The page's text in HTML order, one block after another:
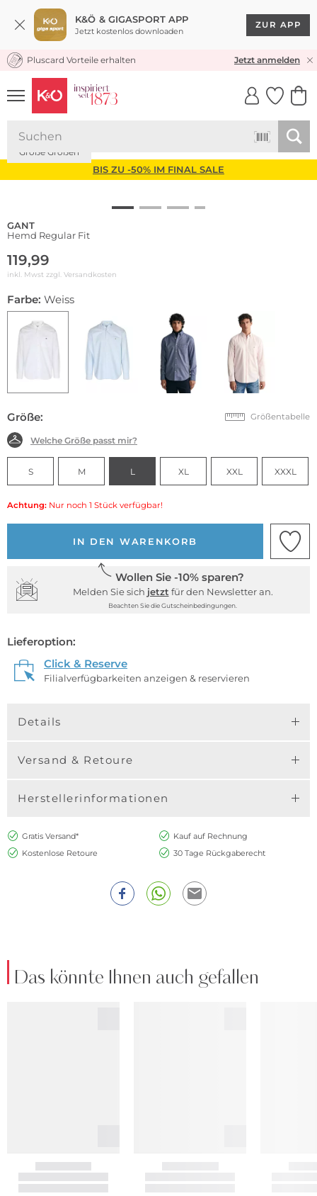
K&Ö & GIGASPORT APP
Jetzt kostenlos downloaden
ZUR APP
KOSTENLOSER VERSAND* & RÜCKVERSAND
Pluscard Vorteile erhalten Jetzt anmelden
UNSERE APP
CLICK &
BIS ZU -50% IM FINAL SALE
Große Größen
GANT
Hemd Regular Fit
119,99
inkl. Mwst zzgl. Versandkosten
Farbe: Weiss
Größe: Größentabelle
Welche Größe passt mir?
S M L XL XXL XXXL
Achtung: Nur noch 1 Stück verfügbar!
IN DEN WARENKORB
Wollen Sie -10% sparen?
Melden Sie sich jetzt für den Newsletter an.
Beachten Sie die Gutscheinbedingungen.
Lieferoption:
Click & Reserve
Filialverfügbarkeiten anzeigen & reservieren
Details
Versand & Retoure
Herstellerinformationen
Gratis Versand*
Kauf auf Rechnung
Kostenlose Retoure
30 Tage Rückgaberecht
Das könnte Ihnen auch gefallen